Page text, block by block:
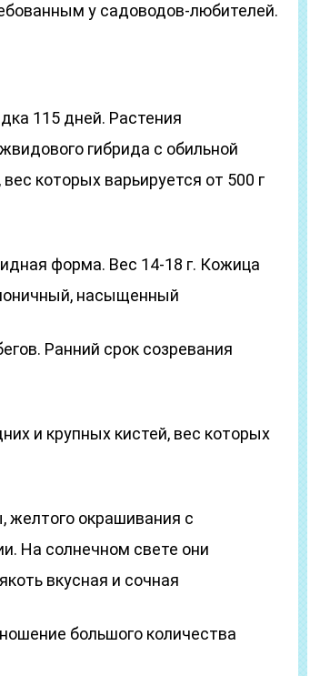
у садоводов-любителей.
115 дней. Растения
гибрида с обильной
которых варьируется от 500 г
форма. Вес 14-18 г. Кожица
насыщенный
Ранний срок созревания
и крупных кистей, вес которых
желтого окрашивания с
На солнечном свете они
вкусная и сочная
большого количества